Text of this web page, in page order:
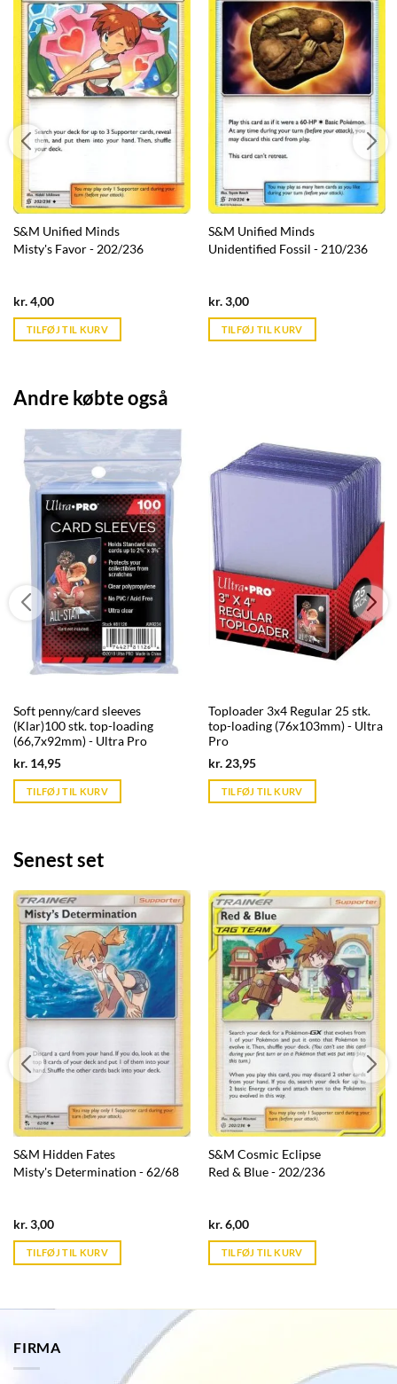
S&M Unified Minds
Misty's Favor - 202/236
kr.4,00Current
is:
kr. 39,95.
TILFØJ TIL KURV
S&M Unified Minds
Unidentified Fossil - 210/236
kr.3,00Current
is:
kr. 39,95.
TILFØJ TIL KURV
Andre købte også
Soft penny/card sleeves
(Klar)100 stk. top-loading
(66,7x92mm) - Ultra Pro
kr. 14,95Current
is:
kr. 39,95.
TILFØJ TIL KURV
Toploader 3x4 Regular 25 stk.
top-loading (76x103mm) - Ultra
Pro
kr.23,95Current
is:
kr. 39,95.
TILFØJ TIL KURV
Senest set
S&M Hidden Fates
Misty's Determination - 62/68
kr.3,00Current
is:
kr. 39,95.
TILFØJ TIL KURV
S&M Cosmic Eclipse
Red & Blue - 202/236
kr.6,00Current
is:
kr. 39,95.
TILFØJ TIL KURV
FIRMA